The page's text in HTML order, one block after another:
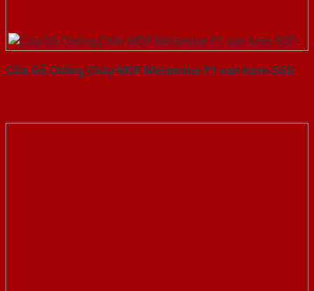
Cửa Gỗ Chống Cháy MDF Melamine P1 van kem-SGD